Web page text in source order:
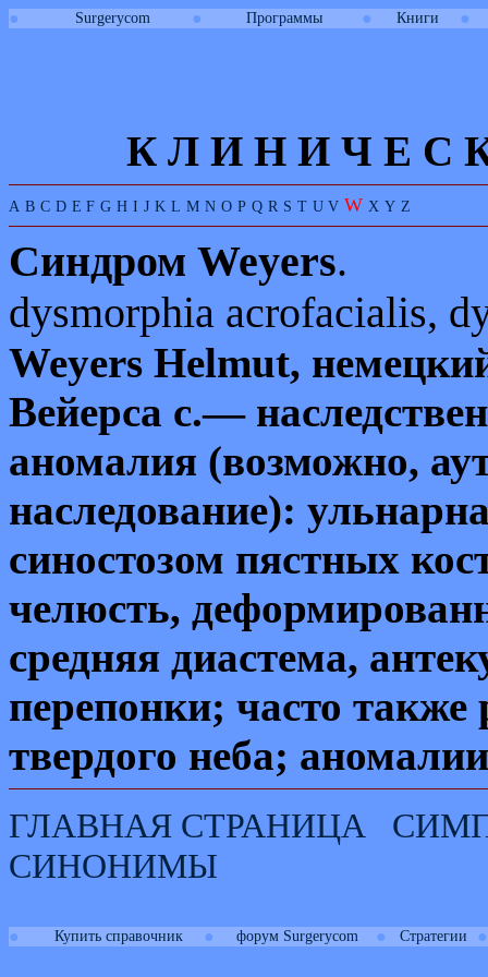
● Surgerycom ● Программы ● Книги ●
К Л И Н И Ч Е С
A B C D E F G H I J K L M N O P Q R S T U V W X Y Z
Синдром Weyers.
dysmorphia acrofacialis,
Weyers Helmut,
Вейерса с.—
аномалия (возможно,
наследование):
синостозом пястных
челюсть,
средняя диастема,
перепонки; часто
твердого неба;
ГЛАВНАЯ СТРАНИЦА
СИНОНИМЫ
● Купить справочник ● форум Surgerycom ● Стратегии ●